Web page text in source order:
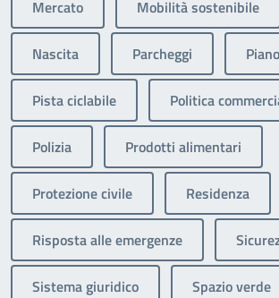
Mercato Mobilità sostenibile
Nascita Parcheggi
Pista ciclabile Politica
Polizia Prodotti alimentari
Protezione civile Residenza
Risposta alle emergenze
Sistema giuridico Spazio verde